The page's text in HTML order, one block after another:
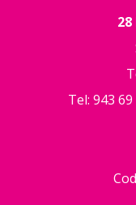
Tel: 943